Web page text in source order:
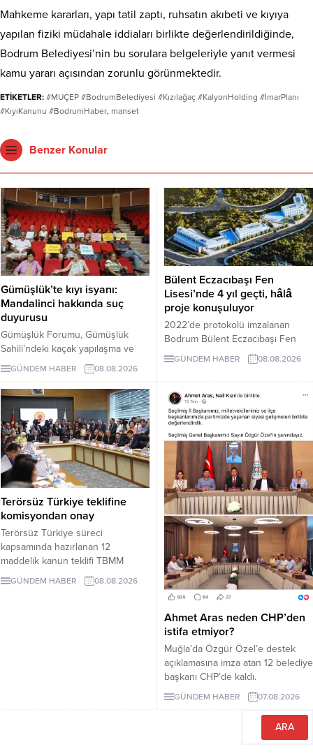
Mahkeme kararları, yapı tatil zaptı, ruhsatın akıbeti ve kıyıya
yapılan fiziki müdahale iddiaları birlikte değerlendirildiğinde,
Bodrum Belediyesi’nin bu sorulara belgeleriyle yanıt vermesi
kamu yararı açısından zorunlu görünmektedir.
ETİKETLER: #MUÇEP #BodrumBelediyesi #Kızılağaç #KalyonHolding #İmarPlanı
#KıyıKanunu #BodrumHaber, manset
Benzer Konular
Gümüşlük’te kıyı isyanı:
Mandalinci hakkında suç
duyurusu
Gümüşlük Forumu, Gümüşlük
Sahili’ndeki kaçak yapılaşma ve
Çayıraltı Halk Plajı’ndaki işgal
iddiaları nedeniyle Bodrum
Belediye Başkanı Tamer
Mandalinci hakkında suç
duyurusunda bulundu.
GÜNDEM HABER 08.08.2026
Bülent Eczacıbaşı Fen
Lisesi’nde 4 yıl geçti, hâlâ
proje konuşuluyor
2022’de protokolü imzalanan
Bodrum Bülent Eczacıbaşı Fen
Lisesi için dört yıl sonra hâlâ proje
süreci görüşülüyor. Okulun ne
kabul edeceği belirsiz.
GÜNDEM HABER 08.08.2026
Terörsüz Türkiye teklifine
komisyondan onay
Terörsüz Türkiye süreci
kapsamında hazırlanan 12
maddelik kanun teklifi TBMM
Adalet Komisyonunda kabul edildi.
Teklif 5 ve 10 yıllık erteleme
GÜNDEM HABER 08.08.2026
Ahmet Aras neden CHP’den
istifa etmiyor?
Muğla’da Özgür Özel’e destek
açıklamasına imza atan 12 belediye
başkanı CHP’de kaldı.
Milletvekilleri Yeni Parti’ye
geçerken belediye başkanlarının
tutumu ve CHP yönetiminin
GÜNDEM HABER 07.08.2026